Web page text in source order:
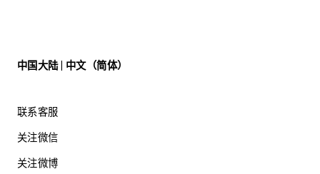
中国大陆 | 中文（简体）
联系客服
关注微信
关注微博